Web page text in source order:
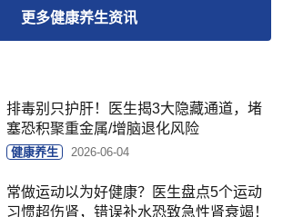
更多健康养生资讯
排毒别只护肝！医生揭3大隐藏通道，堵
塞恐积聚重金属/增脑退化风险
健康养生 2026-06-04
常做运动以为好健康？医生盘点5个运动
习惯超伤肾，错误补水恐致急性肾衰竭！